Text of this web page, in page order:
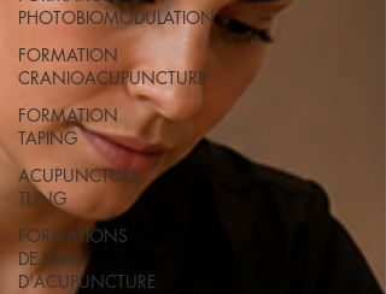
PHOTOBIOMODULATION
FORMATION
CRANIOACUPUNCTURE
FORMATION
TAPING
ACUPUNCTURE
TUNG
FORMATIONS
DE BASE
D'ACUPUNCTURE